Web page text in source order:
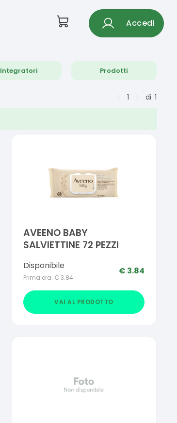
Accedi
Integratori Prodotti
1 di 1
AVEENO BABY
SALVIETTINE 72 PEZZI
Disponibile
Prima era: €3.84
€ 3.84
VAI AL PRODOTTO